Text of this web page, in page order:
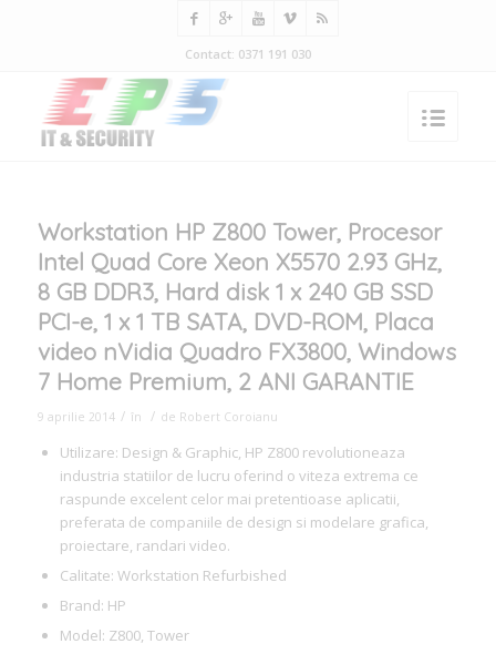
Contact: 0371 191 030
Workstation HP Z800 Tower, Procesor
Intel Quad Core Xeon X5570 2.93 GHz,
8 GB DDR3, Hard disk 1 x 240 GB SSD
PCI-e, 1 x 1 TB SATA, DVD-ROM, Placa
video nVidia Quadro FX3800, Windows
7 Home Premium, 2 ANI GARANTIE
9 aprilie 2014 / în / de Robert Coroianu
Utilizare: Design & Graphic, HP Z800 revolutioneaza
industria statiilor de lucru oferind o viteza extrema ce
raspunde excelent celor mai pretentioase aplicatii,
preferata de companiile de design si modelare grafica,
proiectare, randari video.
Calitate: Workstation Refurbished
Brand: HP
Model: Z800, Tower